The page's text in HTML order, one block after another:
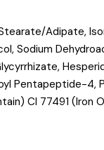
Adipate,
Sodium
Pentapeptide-4,
CI 77491 (Iron